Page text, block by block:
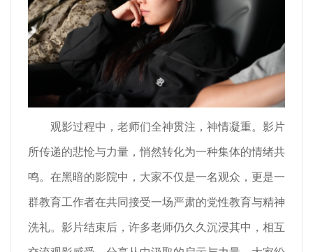
观影过程中，老师们全神贯注，神情凝重。影片
所传递的悲怆与力量，悄然转化为一种集体的情绪共
鸣。在黑暗的影院中，大家不仅是一名观众，更是一
群教育工作者在共同接受一场严肃的党性教育与精神
洗礼。影片结束后，许多老师仍久久沉浸其中，相互